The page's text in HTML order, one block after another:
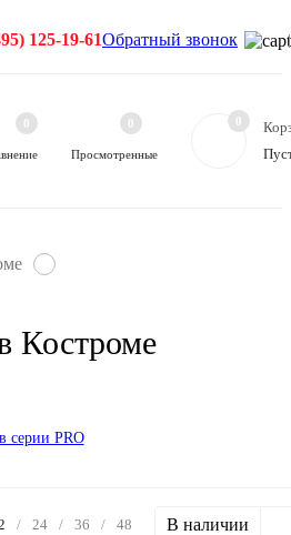
125-19-61Обратный звонок
0
Просмотренные
0 0
серии PRO
/ 24 / 36 / 48 В наличии